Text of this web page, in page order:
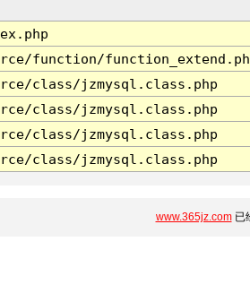
function/
class/jzmysql.class.php
class/jzmysql.class.php
class/jzmysql.class.php
class/jzmysql.class.php
www.365jz.com已